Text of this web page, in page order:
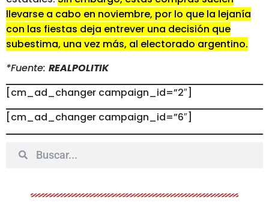
llevarse a cabo en noviembre, por lo que la lejanía
con las fiestas deja entrever una decisión que
subestima, una vez más, al electorado argentino.
*Fuente: REALPOLITIK
[cm_ad_changer campaign_id=”2″]
[cm_ad_changer campaign_id=”6″]